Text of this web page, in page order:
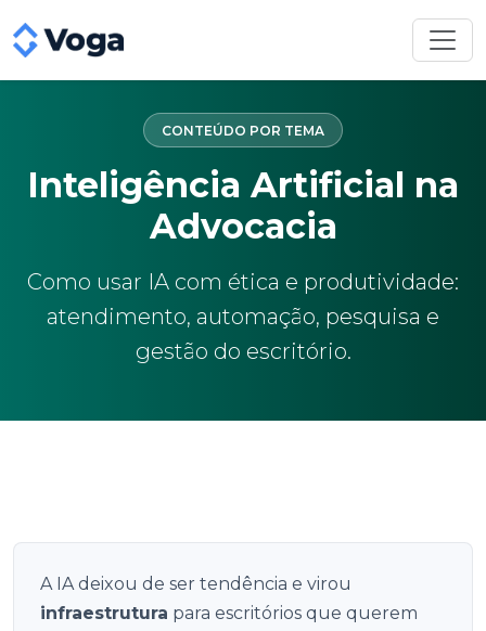
CONTEÚDO POR TEMA
Inteligência Artificial na
Advocacia
Como usar IA com ética e produtividade:
atendimento, automação, pesquisa e
gestão do escritório.
A IA deixou de ser tendência e virou
infraestrutura para escritórios que querem